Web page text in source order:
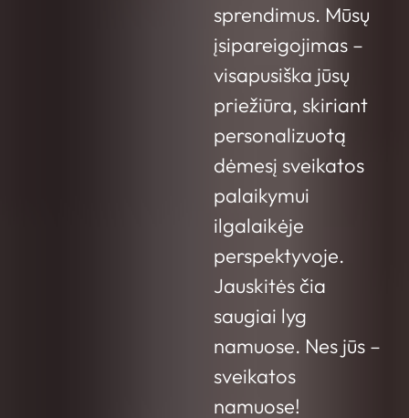
sprendimus. Mūsų
įsipareigojimas –
visapusiška jūsų
priežiūra, skiriant
personalizuotą
dėmesį sveikatos
palaikymui
ilgalaikėje
perspektyvoje.
Jauskitės čia
saugiai lyg
namuose. Nes jūs –
sveikatos
namuose!